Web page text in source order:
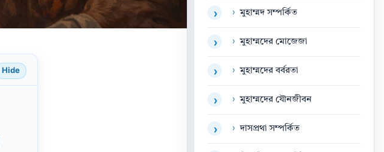
Hide
› › মুহাম্মদ সম্পর্কিত
› › মুহাম্মদের মোজেজা
› › মুহাম্মদের বর্বরতা
› › মুহাম্মদের যৌনজীবন
› › দাসপ্রথা সম্পর্কিত